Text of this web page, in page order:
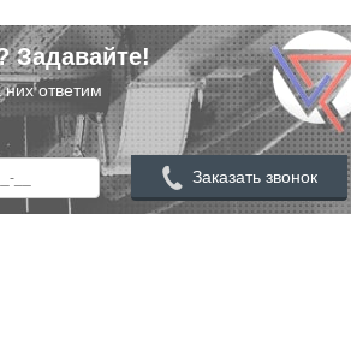
Задавайте!
ответим
Заказать звонок